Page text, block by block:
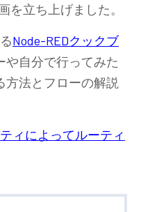
を立ち上げました。
Node-REDクックブ
や自分で行ってみた
方法とフローの解説
ィによってルーティ